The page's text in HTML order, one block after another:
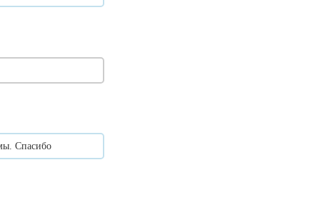
Спасибо